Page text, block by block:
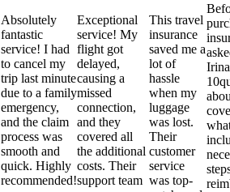
Absolutely
fantastic
service! I had
to cancel my
trip last minute
due to a family
emergency,
and the claim
process was
smooth and
quick. Highly
recommended!
Exceptional
service! My
flight got
delayed,
causing a
missed
connection,
and they
covered all
the additional
costs. Their
support team
This travel
insurance
saved me a
lot of
hassle
when my
luggage
was lost.
Their
customer
service
was top-